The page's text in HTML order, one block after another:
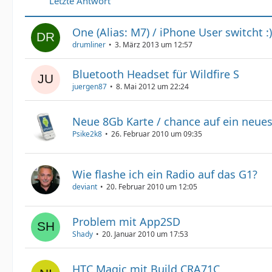
One (Alias: M7) / iPhone User switcht :)
drumliner 3. März 2013 um 12:57
Bluetooth Headset für Wildfire S
juergen87 8. Mai 2012 um 22:24
Neue 8Gb Karte / chance auf ein
Psike2k8 26. Februar 2010 um 09:35
Wie flashe ich ein Radio auf das G1?
deviant 20. Februar 2010 um 12:05
Problem mit App2SD
Shady 20. Januar 2010 um 17:53
HTC Magic mit Build CRA71C